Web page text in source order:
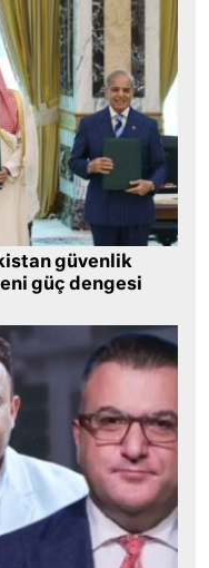
güvenlik
güç dengesi